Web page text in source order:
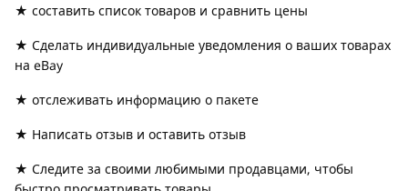
★ составить список товаров и сравнить цены
★ Сделать индивидуальные уведомления о ваших товарах
на eBay
★ отслеживать информацию о пакете
★ Написать отзыв и оставить отзыв
★ Следите за своими любимыми продавцами, чтобы